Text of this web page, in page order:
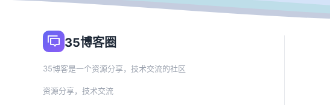
35博客圈
35博客是一个资源分享，技术交流的社区
资源分享，技术交流